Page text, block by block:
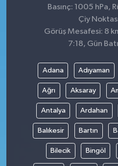
Basınç: 1005 hPa,
Çiy
Görüş Mesafesi: 8
7:18, Gün
Adana Adıyaman
Ağrı Aksaray
Antalya Ardahan
Balıkesir Bartın
Bilecik Bingöl